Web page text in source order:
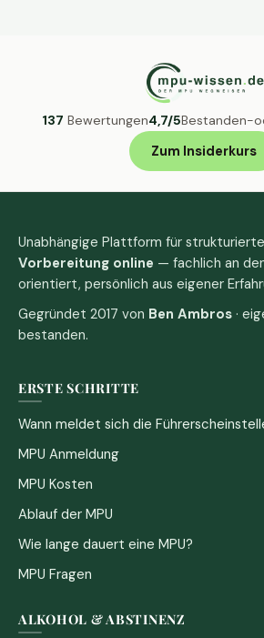
137 Bewertungen4,7/5Bestanden-
Zum Insiderkurs
Unabhängige Plattform für strukturierte
Vorbereitung online — fachlich an
orientiert, persönlich aus eigener
Gegründet 2017 von Ben Ambros ·
bestanden.
ERSTE SCHRITTE
Wann meldet sich die
MPU Anmeldung
MPU Kosten
Ablauf der MPU
Wie lange dauert eine MPU?
MPU Fragen
ALKOHOL & ABSTINENZ